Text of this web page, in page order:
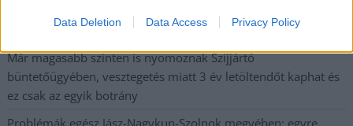
Data Deletion Data Access Privacy Policy
független helyi sajtóból
Már magasabb szinten is nyomoznak Szijjártó
büntetőügyében, vesztegetés miatt 3 év letöltendőt kaphat és
ez csak az egyik botrány
Problémák egész Jász-Nagykun-Szolnok megyében: egyre